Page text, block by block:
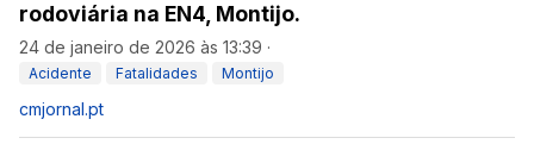
rodoviária na EN4, Montijo.
24 de janeiro de 2026 às 13:39 ·
Acidente Fatalidades Montijo
cmjornal.pt